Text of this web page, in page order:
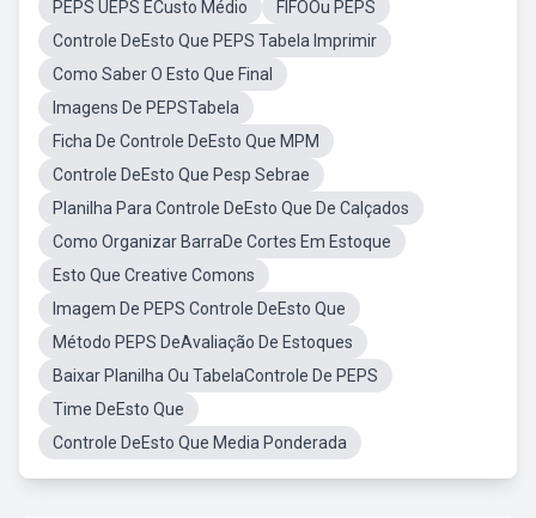
PEPS UEPS ECusto Médio
FIFOOu PEPS
Controle DeEsto Que PEPS Tabela Imprimir
Como Saber O Esto Que Final
Imagens De PEPSTabela
Ficha De Controle DeEsto Que MPM
Controle DeEsto Que Pesp Sebrae
Planilha Para Controle DeEsto Que De Calçados
Como Organizar BarraDe Cortes Em Estoque
Esto Que Creative Comons
Imagem De PEPS Controle DeEsto Que
Método PEPS DeAvaliação De Estoques
Baixar Planilha Ou TabelaControle De PEPS
Time DeEsto Que
Controle DeEsto Que Media Ponderada